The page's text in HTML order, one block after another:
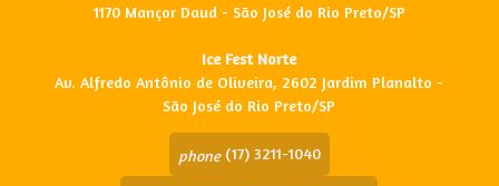
1170 Mançor Daud - São José do Rio Preto/SP
Ice Fest Norte
Av. Alfredo Antônio de Oliveira, 2602 Jardim Planalto -
São José do Rio Preto/SP
phone(17) 3211-1040